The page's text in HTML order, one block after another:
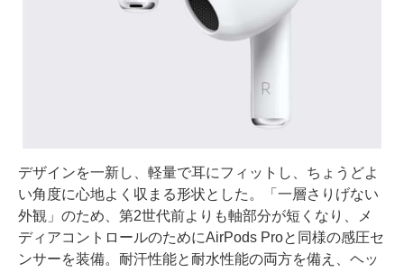
デザインを一新し、軽量で耳にフィットし、ちょうどよ
い角度に心地よく収まる形状とした。「一層さりげない
外観」のため、第2世代前よりも軸部分が短くなり、メ
ディアコントロールのためにAirPods Proと同様の感圧セ
ンサーを装備。耐汗性能と耐水性能の両方を備え、ヘッ